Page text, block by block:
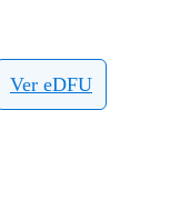
Ver eDFU